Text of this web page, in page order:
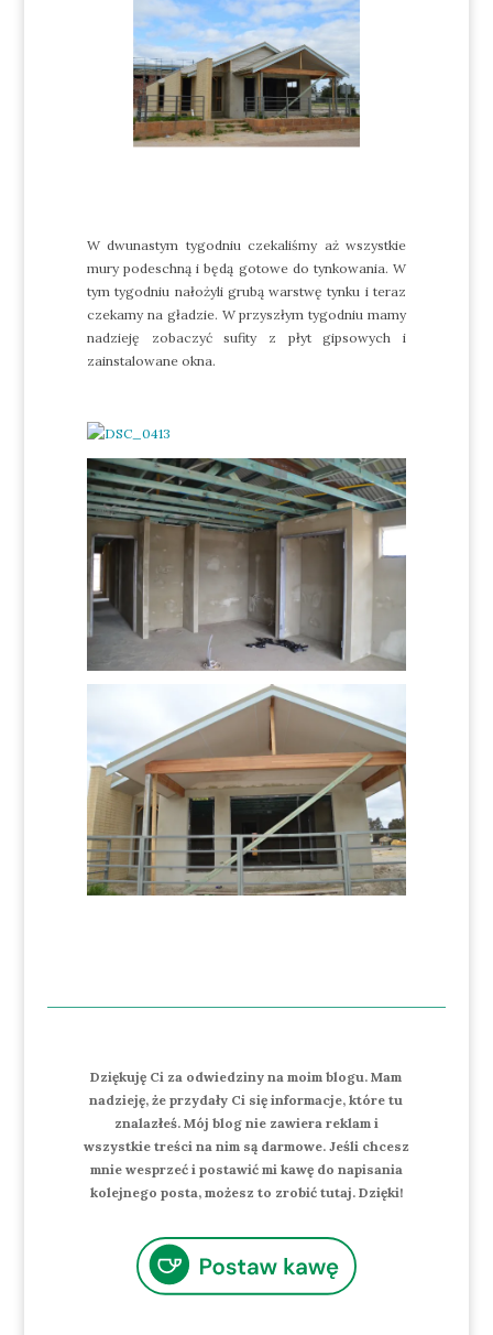
W dwunastym tygodniu czekaliśmy aż wszystkie
mury podeschną i będą gotowe do tynkowania. W
tym tygodniu nałożyli grubą warstwę tynku i teraz
czekamy na gładzie. W przyszłym tygodniu mamy
nadzieję zobaczyć sufity z płyt gipsowych i
zainstalowane okna.
Dziękuję Ci za odwiedziny na moim blogu. Mam
nadzieję, że przydały Ci się informacje, które tu
znalazłeś. Mój blog nie zawiera reklam i
wszystkie treści na nim są darmowe. Jeśli chcesz
mnie wesprzeć i postawić mi kawę do napisania
kolejnego posta, możesz to zrobić tutaj. Dzięki!